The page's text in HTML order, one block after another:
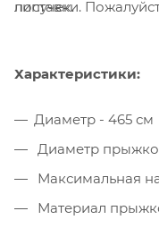
липучек.
поставки.
Характеристики:
Диаметр - 465 см
Диаметр
Максимальная
Материал